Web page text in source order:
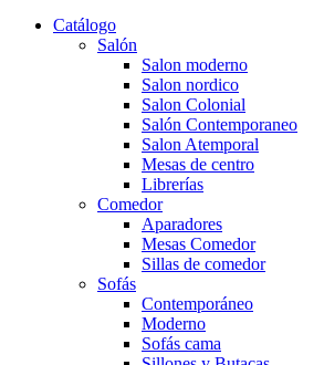
Catálogo
Salón
Salon moderno
Salon nordico
Salon Colonial
Salón Contemporaneo
Salon Atemporal
Mesas de centro
Librerías
Comedor
Aparadores
Mesas Comedor
Sillas de comedor
Sofás
Contemporáneo
Moderno
Sofás cama